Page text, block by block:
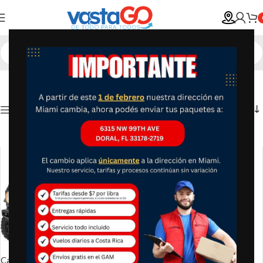
Show column
Carro Ford Bronco Raptor de 12
Sartén Eléctrico Oster 30 X 30